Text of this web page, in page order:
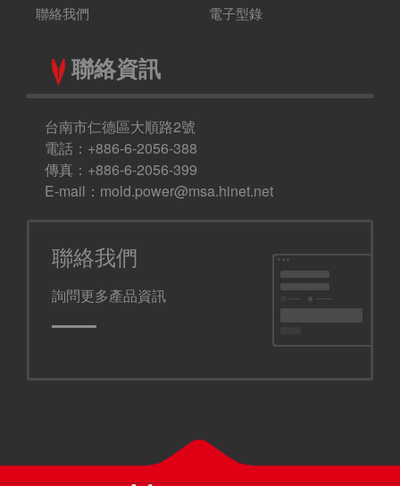
聯絡我們
電子型錄
聯絡資訊
台南市仁德區大順路2號
電話：+886-6-2056-388
傳真：+886-6-2056-399
E-mail： mold.power@msa.hinet.net
聯絡我們
詢問更多產品資訊